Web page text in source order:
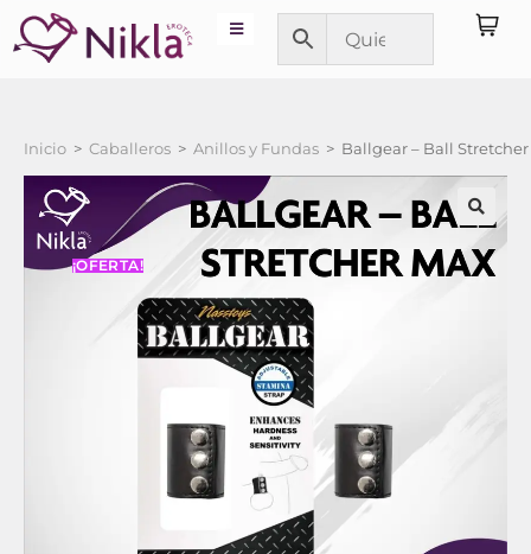
Inicio > Caballeros > Anillos y Fundas > Ballgear – Ball Stretcher
¡OFERTA!